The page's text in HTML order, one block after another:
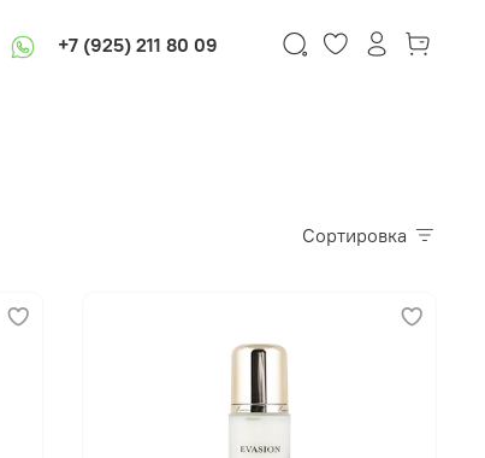
+7 (925) 211 80 09
Сортировка